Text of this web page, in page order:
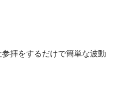
拝をするだけで簡単な波動